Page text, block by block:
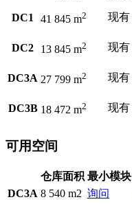
DC1 41 845 m2 现有
DC2 13 845 m2 现有
DC3A 27 799 m2 现有
DC3B 18 472 m2 现有
可用空间
仓库面积 最小模块
DC3A 8 540 m2 询问